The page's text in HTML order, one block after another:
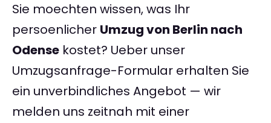
Sie moechten wissen, was Ihr
persoenlicher Umzug von Berlin nach
Odense kostet? Ueber unser
Umzugsanfrage-Formular erhalten Sie
ein unverbindliches Angebot — wir
melden uns zeitnah mit einer